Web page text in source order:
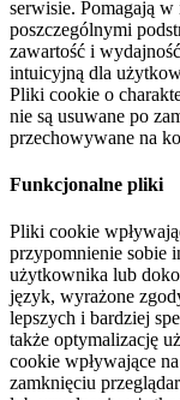
serwisie. Pomagają
poszczególnymi
zawartość i
intuicyjną dla
Pliki cookie o
nie są usuwane po
przechowywane na
Funkcjonalne pliki
Pliki cookie
przypomnienie sobie
użytkownika lub
język, wyrażone
lepszych i bardziej
także optymalizację
cookie wpływające
zamknięciu